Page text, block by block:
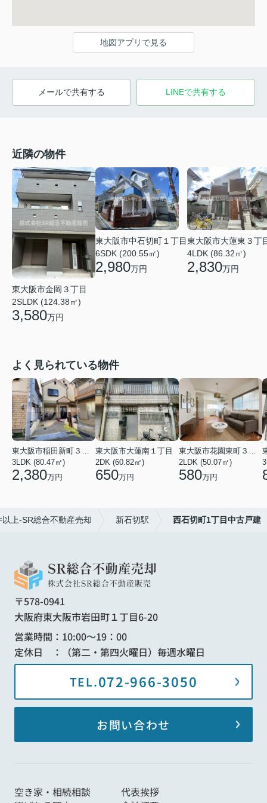
地図アプリで見る
メールで共有する LINEで共有する
近隣の物件
東大阪市金岡３丁目
2SLDK (124.38㎡)
3,580万円
東大阪市中石切町１丁目
6SDK (200.55㎡)
2,980万円
東大阪市大蓮東３丁
4LDK (86.32㎡)
2,830万円
よく見られている物件
3LDK (80.47㎡)
2,380万円
東大阪市大蓮南１丁目
2DK (60.82㎡)
650万円
2LDK (50.07㎡)
580万円
上-SR総合不動産売却 新石切駅 西石切町1丁目中古戸建
〒578-0941
大阪府東大阪市岩田町１丁目6-20
営業時間：10:00～19：00
定休日 ：（第二・第四火曜日）毎週水曜日
TEL.072-966-3050
お問い合わせ
空き家・相続相談
代表挨拶